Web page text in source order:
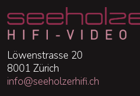
Löwenstrasse 20
8001 Zürich
info@seeholzerhifi.ch